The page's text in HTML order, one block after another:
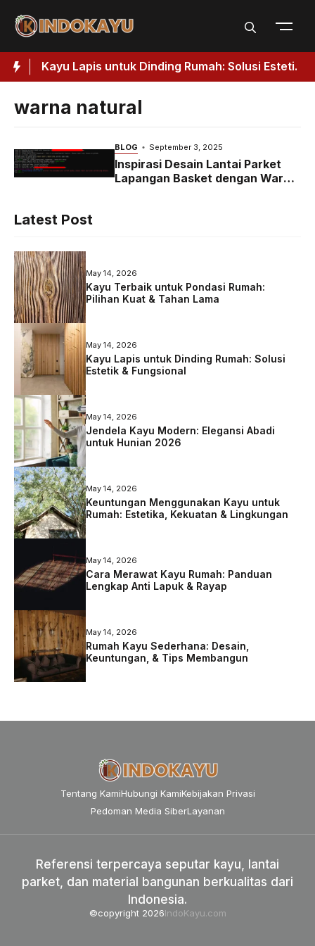
Kayu Lapis untuk Dinding Rumah: Solusi Estetik
& Fungsional
warna natural
BLOG September 3, 2025
Inspirasi Desain Lantai Parket
Lapangan Basket dengan Warna
Latest Post
May 14, 2026
Kayu Terbaik untuk Pondasi Rumah:
Pilihan Kuat & Tahan Lama
May 14, 2026
Kayu Lapis untuk Dinding Rumah: Solusi
Estetik & Fungsional
May 14, 2026
Jendela Kayu Modern: Elegansi Abadi
untuk Hunian 2026
May 14, 2026
Keuntungan Menggunakan Kayu untuk
Rumah: Estetika, Kekuatan & Lingkungan
May 14, 2026
Cara Merawat Kayu Rumah: Panduan
Lengkap Anti Lapuk & Rayap
May 14, 2026
Rumah Kayu Sederhana: Desain,
Keuntungan, & Tips Membangun
Tentang KamiHubungi KamiKebijakan Privasi
Pedoman Media SiberLayanan
Referensi terpercaya seputar kayu, lantai
parket, dan material bangunan berkualitas dari
Indonesia.
©copyright 2026IndoKayu.com